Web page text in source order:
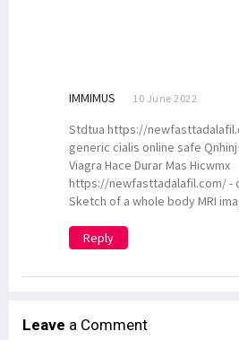
IMMIMUS 10 June 2022
Stdtua https://
generic cialis online safe
Viagra Hace Durar Mas Hicwmx
https://newfasttadalafil.com/ -
Sketch of a whole body MRI
Reply
Leave a Comment